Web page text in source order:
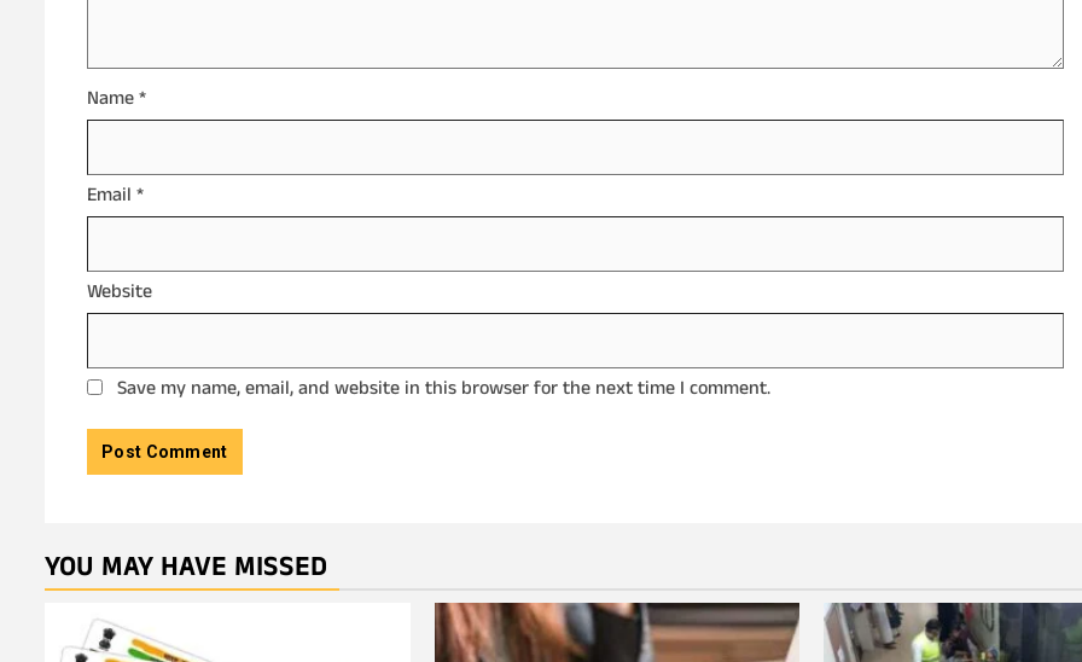
Name*
Email *
Website
Save my name, email, and website in this browser for the next time I comment.
YOU MAY HAVE MISSED